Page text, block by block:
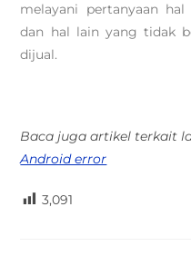
melayani pertanyaan
dan hal lain yang tidak
dijual.
Baca juga artikel terkait
Android error
3,091